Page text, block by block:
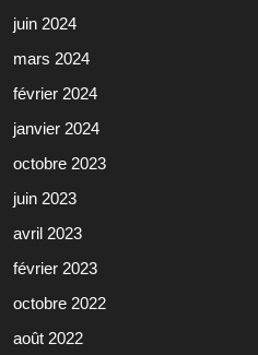
juin 2024
mars 2024
février 2024
janvier 2024
octobre 2023
juin 2023
avril 2023
février 2023
octobre 2022
août 2022